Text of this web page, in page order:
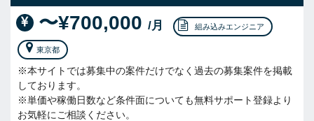
〜¥700,000 /月 組み込みエンジニア
東京都
※本サイトでは募集中の案件だけでなく過去の募集案件を掲載
しております。
※単価や稼働日数など条件面についても無料サポート登録より
お気軽にご相談ください。